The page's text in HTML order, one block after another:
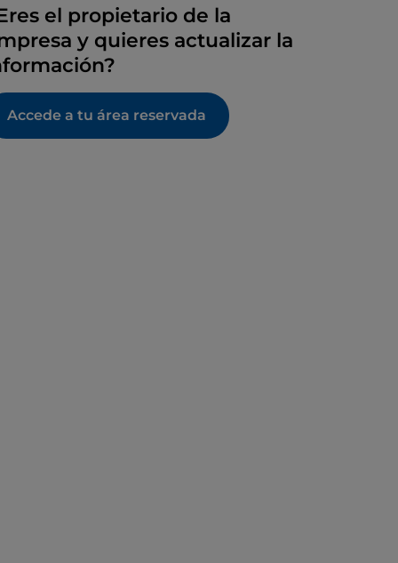
el propietario de la
y quieres actualizar la
Accede a tu área reservada